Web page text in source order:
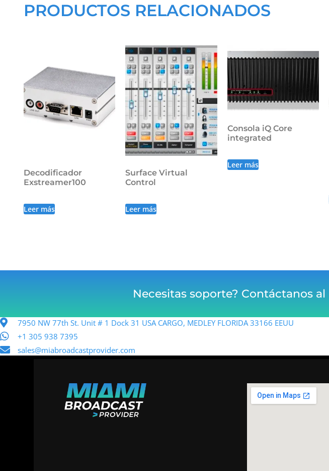
PRODUCTOS RELACIONADOS
Decodificador
Exstreamer100
Leer más
Surface Virtual
Control
Leer más
Consola iQ Core
integrated
Leer más
Necesitas soporte? Contáctanos al
7950 NW 77th St. Unit # 1 Dock 31 USA CARGO, MEDLEY FLORIDA 33166 EEUU
+1 305 938 7395
sales@miabroadcastprovider.com